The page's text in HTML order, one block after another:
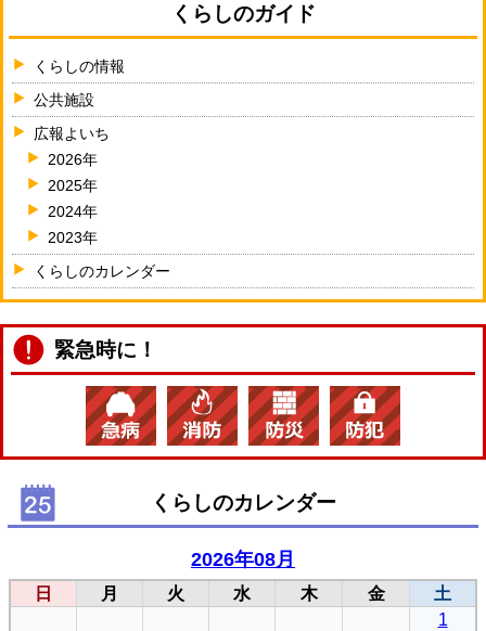
くらしのガイド
くらしの情報
公共施設
広報よいち
2026年
2025年
2024年
2023年
くらしのカレンダー
緊急時に！
くらしのカレンダー